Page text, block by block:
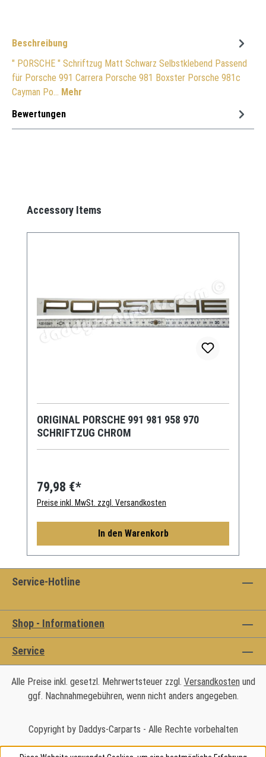
Beschreibung
" PORSCHE " Schriftzug Matt Schwarz Selbstklebend Passend
für Porsche 991 Carrera Porsche 981 Boxster Porsche 981c
Cayman Po… Mehr
Bewertungen
Produktgalerie überspringen
Accessory Items
ORIGINAL PORSCHE 991 981 958 970
SCHRIFTZUG CHROM
79,98 €*
Preise inkl. MwSt. zzgl. Versandkosten
In den Warenkorb
Service-Hotline
Shop - Informationen
Service
Alle Preise inkl. gesetzl. Mehrwertsteuer zzgl. Versandkosten und
ggf. Nachnahmegebühren, wenn nicht anders angegeben.
Copyright by Daddys-Carparts - Alle Rechte vorbehalten